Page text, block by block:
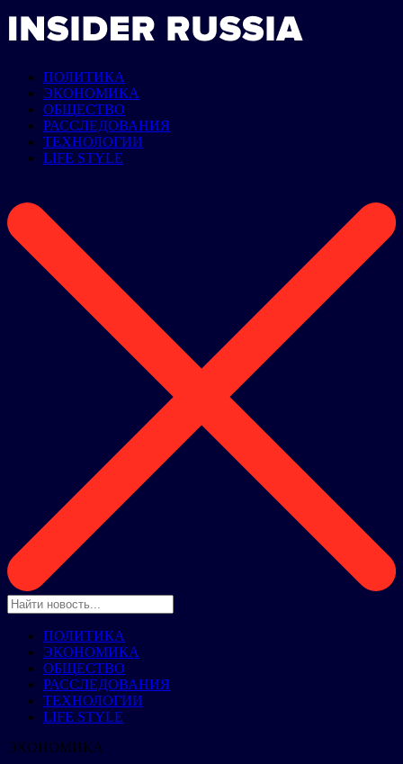
ПОЛИТИКА
ЭКОНОМИКА
ОБЩЕСТВО
РАССЛЕДОВАНИЯ
ТЕХНОЛОГИИ
LIFE STYLE
ПОЛИТИКА
ЭКОНОМИКА
ОБЩЕСТВО
РАССЛЕДОВАНИЯ
ТЕХНОЛОГИИ
LIFE STYLE
ЭКОНОМИКА